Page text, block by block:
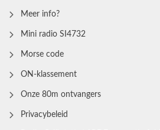
Meer info?
Mini radio SI4732
Morse code
ON-klassement
Onze 80m ontvangers
Privacybeleid